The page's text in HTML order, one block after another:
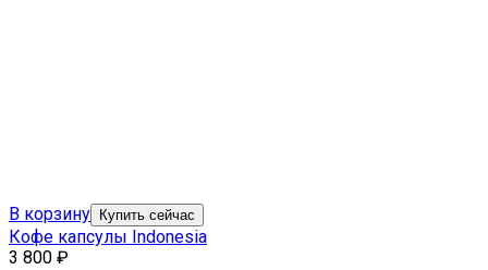
В корзину Купить сейчас
Кофе капсулы Indonesia
3 800 ₽